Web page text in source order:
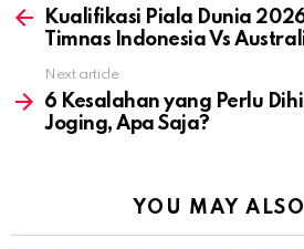
moreKualifikasi Piala Dunia
Timnas Indonesia Vs
Next article
6 Kesalahan yang Perlu
Joging, Apa Saja?
YOU MAY